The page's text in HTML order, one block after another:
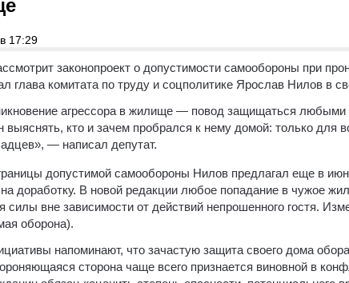
17:29
законопроект о допустимости самообороны при
глава комитата по труду и соцполитике Ярослав Нилов в
агрессора в жилище — повод защищаться
выяснять, кто и зачем пробрался к нему домой: только для
— написал депутат.
допустимой самообороны Нилов предлагал еще в
доработку. В новой редакции любое попадание в чужое
силы вне зависимости от действий непрошенного гостя.
оборона).
напоминают, что зачастую защита своего дома
сторона чаще всего признается виновной в